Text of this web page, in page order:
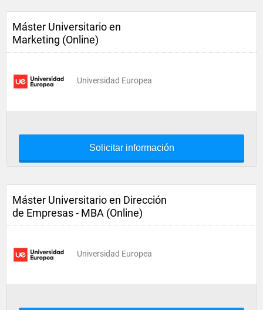
Máster Universitario en
Marketing (Online)
Universidad Europea
Solicitar información
Máster Universitario en Dirección
de Empresas - MBA (Online)
Universidad Europea